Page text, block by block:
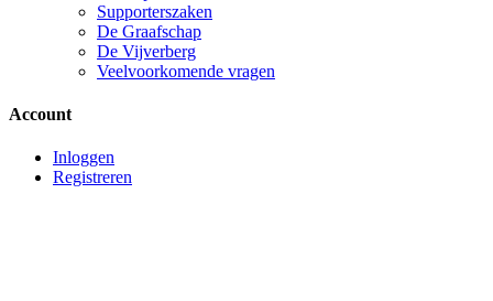
Supporterszaken
De Graafschap
De Vijverberg
Veelvoorkomende vragen
Account
Inloggen
Registreren